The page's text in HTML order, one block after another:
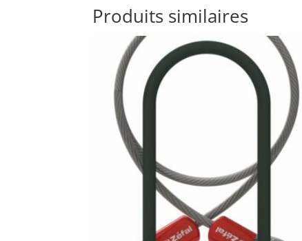
Produits similaires